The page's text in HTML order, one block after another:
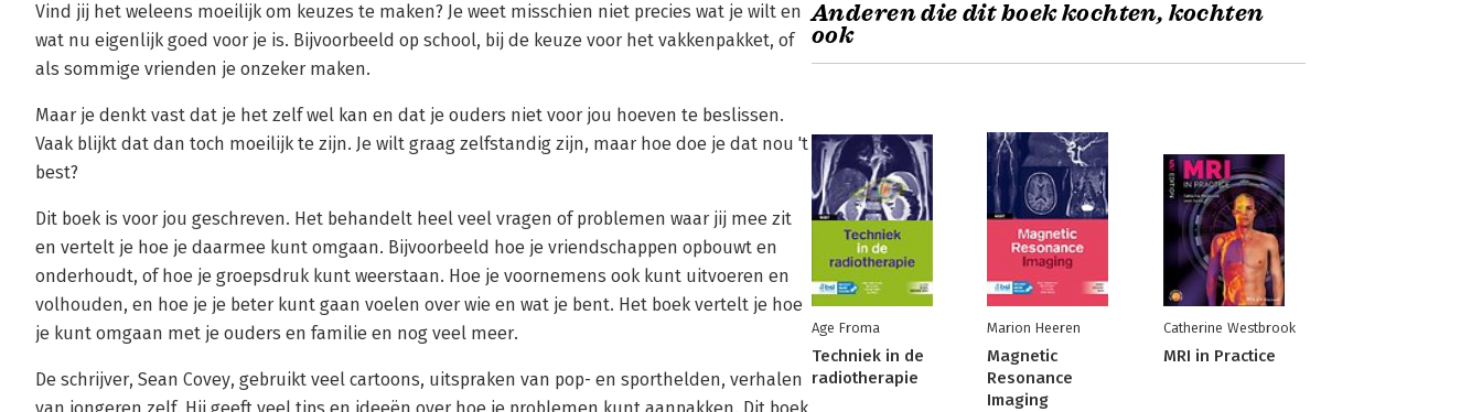
Vind jij het weleens moeilijk om keuzes te maken? Je weet misschien niet precies wat je wilt en
wat nu eigenlijk goed voor je is. Bijvoorbeeld op school, bij de keuze voor het vakkenpakket, of
als sommige vrienden je onzeker maken.
Maar je denkt vast dat je het zelf wel kan en dat je ouders niet voor jou hoeven te beslissen.
Vaak blijkt dat dan toch moeilijk te zijn. Je wilt graag zelfstandig zijn, maar hoe doe je dat nou 't
best?
Dit boek is voor jou geschreven. Het behandelt heel veel vragen of problemen waar jij mee zit
en vertelt je hoe je daarmee kunt omgaan. Bijvoorbeeld hoe je vriendschappen opbouwt en
onderhoudt, of hoe je groepsdruk kunt weerstaan. Hoe je voornemens ook kunt uitvoeren en
volhouden, en hoe je je beter kunt gaan voelen over wie en wat je bent. Het boek vertelt je hoe
je kunt omgaan met je ouders en familie en nog veel meer.
De schrijver, Sean Covey, gebruikt veel cartoons, uitspraken van pop- en sporthelden, verhalen
Anderen die dit boek kochten, kochten
ook
Age Froma
Techniek in de
radiotherapie
Marion Heeren
Magnetic
Resonance
Imaging
Catherine Westbrook
MRI in Practice